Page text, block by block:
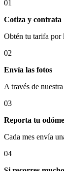
01
Cotiza y contrata
Obtén tu tarifa por
02
Envía las fotos
A través de
03
Reporta tu
Cada mes envía
04